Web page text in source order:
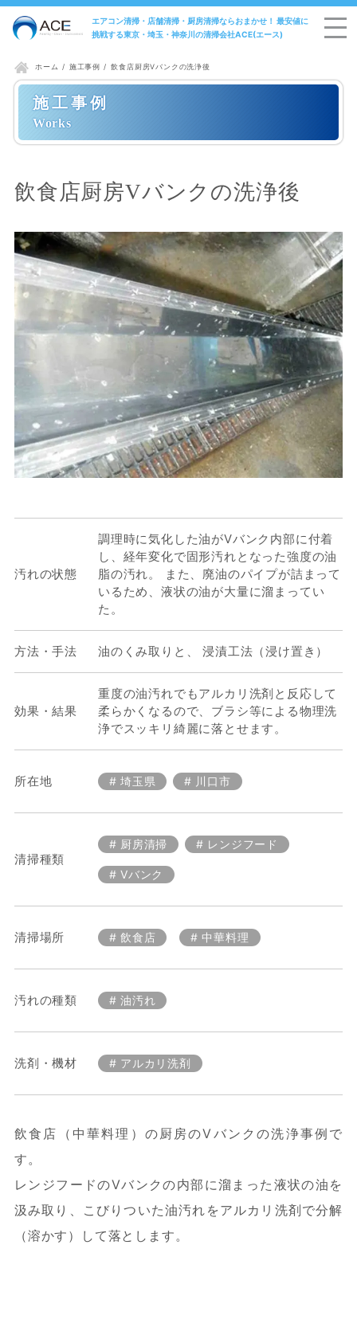
エアコン清掃・店舗清掃・厨房清掃ならおまかせ！ 最安値に
挑戦する東京・埼玉・神奈川の清掃会社ACE(エース)
ホーム 施工事例 飲食店厨房Vバンクの洗浄後
施工事例
飲食店厨房Vバンクの洗浄後
汚れの状態
調理時に気化した油がVバンク内部に付着
し、経年変化で固形汚れとなった強度の油
脂の汚れ。 また、廃油のパイプが詰まって
いるため、液状の油が大量に溜まってい
た。
方法・手法 油のくみ取りと、 浸漬工法（浸け置き）
効果・結果
重度の油汚れでもアルカリ洗剤と反応して
柔らかくなるので、ブラシ等による物理洗
浄でスッキリ綺麗に落とせます。
所在地 埼玉県 川口市
清掃種類
厨房清掃 レンジフード
Vバンク
清掃場所 飲食店 中華料理
汚れの種類 油汚れ
洗剤・機材 アルカリ洗剤
飲食店（中華料理）の厨房のVバンクの洗浄事例で
す。
レンジフードのVバンクの内部に溜まった液状の油を
汲み取り、こびりついた油汚れをアルカリ洗剤で分解
（溶かす）して落とします。